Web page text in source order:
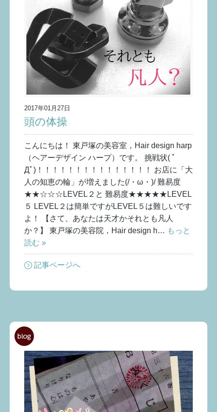
2017年01月27日
頭の体操
こんにちは！ 東戸塚の美容室，Hair design harp
（ヘアーデザイン ハープ）です。 挑戦状( ﾟ
Дﾟ)！！！！！！！！！！！！！！！ お店に「大
人の知恵の輪」が増えました(/・ω・)/ 難易度
★★☆☆☆LEVEL２と 難易度★★★★★LEVEL
５ LEVEL２は簡単ですがLEVEL５は難しいです
よ！ 【さて、あなたは天才かそれとも凡人
か？】 東戸塚の美容院，Hair design h… もっと
読む »
記事ページへ